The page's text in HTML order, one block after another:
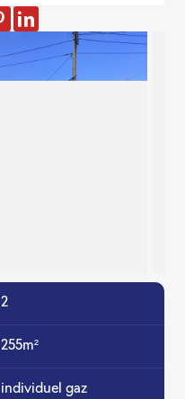
2
255m²
individuel gaz